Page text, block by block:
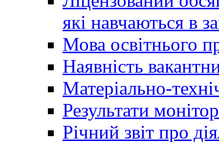
які навчаються в
Мова освітнього
Наявність
Матеріально-
Результати
Річний звіт про